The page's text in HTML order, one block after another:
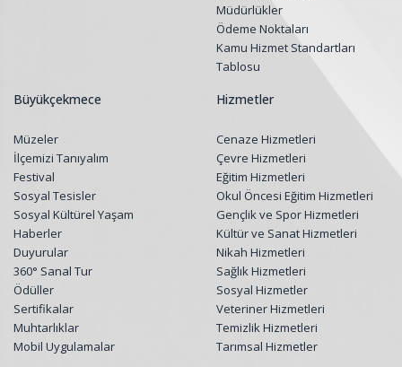
Müdürlükler
Ödeme Noktaları
Kamu Hizmet Standartları
Tablosu
Büyükçekmece
Müzeler
İlçemizi Tanıyalım
Festival
Sosyal Tesisler
Sosyal Kültürel Yaşam
Haberler
Duyurular
360° Sanal Tur
Ödüller
Sertifikalar
Muhtarlıklar
Mobil Uygulamalar
Hizmetler
Cenaze Hizmetleri
Çevre Hizmetleri
Eğitim Hizmetleri
Okul Öncesi Eğitim Hizmetleri
Gençlik ve Spor Hizmetleri
Kültür ve Sanat Hizmetleri
Nikah Hizmetleri
Sağlık Hizmetleri
Sosyal Hizmetler
Veteriner Hizmetleri
Temizlik Hizmetleri
Tarımsal Hizmetler